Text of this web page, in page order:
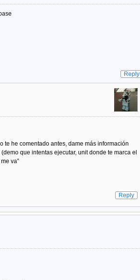
Reply
te he comentado antes, dame más información
que intentas ejecutar, unit donde te marca el
va”
Reply